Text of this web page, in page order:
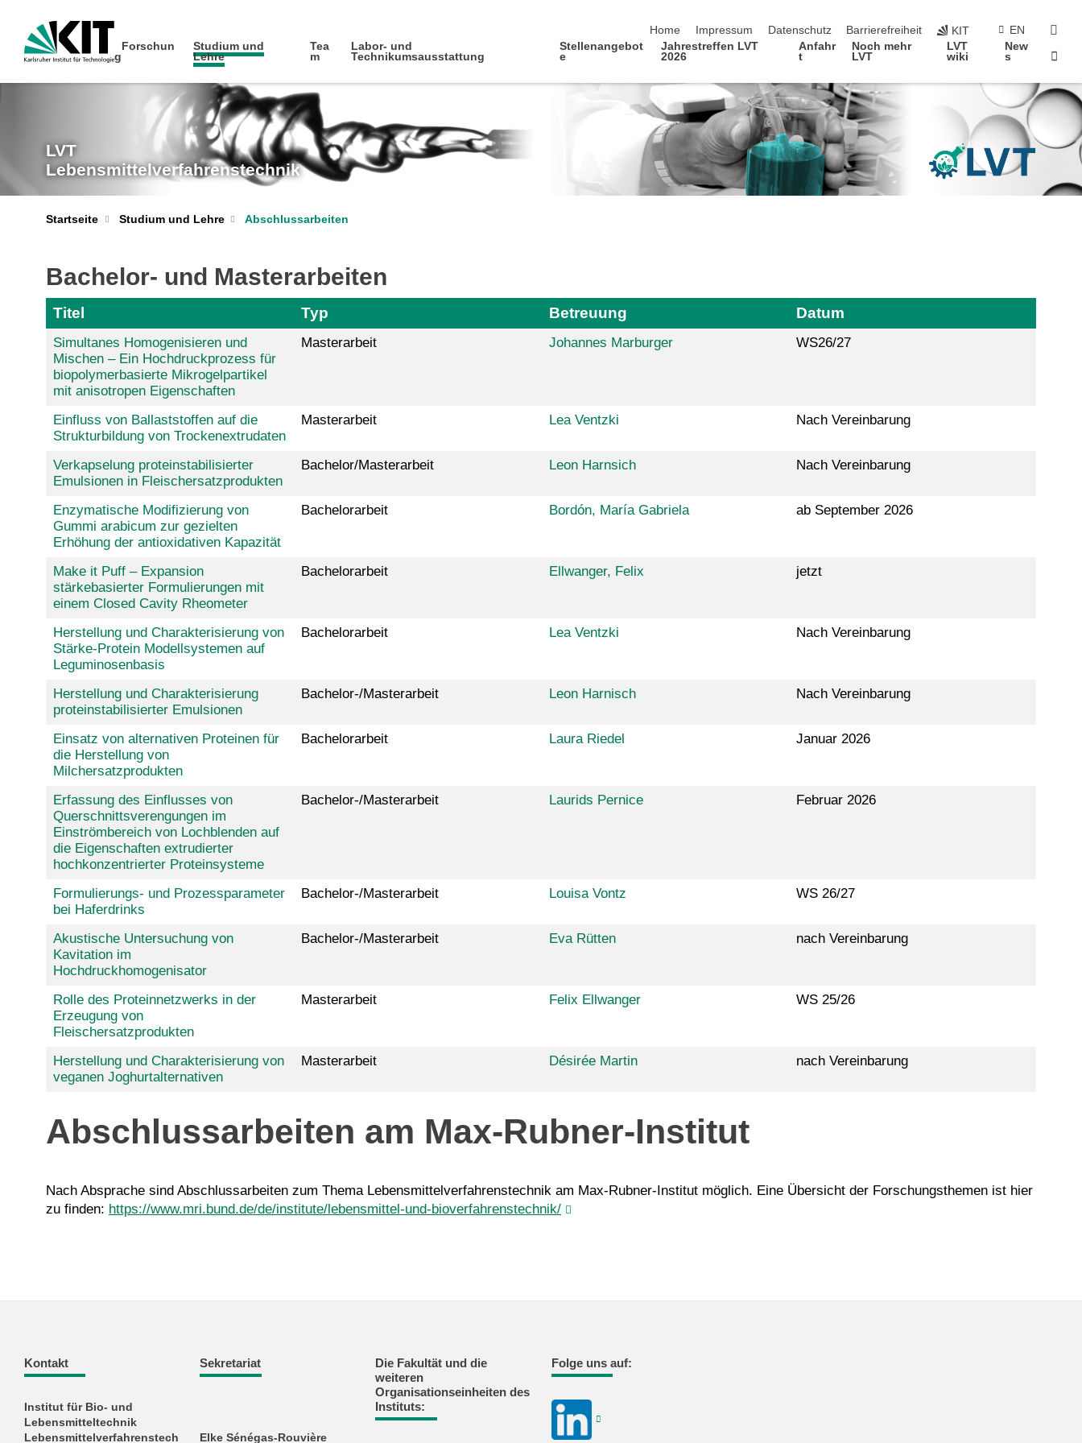
Home
Impressum Datenschutz Barrierefreiheit KIT EN
Forschun
g
Studium und
Lehre
Tea
m
Labor- und
Technikumsausstattung
Stellenangebot
e
Jahrestreffen LVT
2026
Anfahr
t
Noch mehr
LVT
LVT
wiki
New
s
LVT
Lebensmittelverfahrenstechnik
Startseite Studium und Lehre Abschlussarbeiten
Bachelor- und Masterarbeiten
Titel Typ Betreuung Datum
Simultanes Homogenisieren und
Mischen – Ein Hochdruckprozess für
biopolymerbasierte Mikrogelpartikel
mit anisotropen Eigenschaften
Masterarbeit Johannes Marburger WS26/27
Einfluss von Ballaststoffen auf die
Strukturbildung von Trockenextrudaten
Masterarbeit Lea Ventzki Nach Vereinbarung
Verkapselung proteinstabilisierter
Emulsionen in Fleischersatzprodukten
Bachelor/Masterarbeit Leon Harnsich Nach Vereinbarung
Enzymatische Modifizierung von
Gummi arabicum zur gezielten
Erhöhung der antioxidativen Kapazität
Bachelorarbeit Bordón, María Gabriela ab September 2026
Make it Puff – Expansion
stärkebasierter Formulierungen mit
einem Closed Cavity Rheometer
Bachelorarbeit Ellwanger, Felix jetzt
Herstellung und Charakterisierung von
Stärke-Protein Modellsystemen auf
Leguminosenbasis
Bachelorarbeit Lea Ventzki Nach Vereinbarung
Herstellung und Charakterisierung
proteinstabilisierter Emulsionen
Bachelor-/Masterarbeit Leon Harnisch Nach Vereinbarung
Einsatz von alternativen Proteinen für
die Herstellung von
Milchersatzprodukten
Bachelorarbeit Laura Riedel Januar 2026
Erfassung des Einflusses von
Querschnittsverengungen im
Einströmbereich von Lochblenden auf
die Eigenschaften extrudierter
hochkonzentrierter Proteinsysteme
Bachelor-/Masterarbeit Laurids Pernice Februar 2026
Formulierungs- und Prozessparameter
bei Haferdrinks
Bachelor-/Masterarbeit Louisa Vontz WS 26/27
Akustische Untersuchung von
Kavitation im
Hochdruckhomogenisator
Bachelor-/Masterarbeit Eva Rütten nach Vereinbarung
Rolle des Proteinnetzwerks in der
Erzeugung von
Fleischersatzprodukten
Masterarbeit Felix Ellwanger WS 25/26
Herstellung und Charakterisierung von
veganen Joghurtalternativen
Masterarbeit Désirée Martin nach Vereinbarung
Abschlussarbeiten am Max-Rubner-Institut
Nach Absprache sind Abschlussarbeiten zum Thema Lebensmittelverfahrenstechnik am Max-Rubner-Institut möglich. Eine Übersicht der Forschungsthemen ist hier
zu finden: https://www.mri.bund.de/de/institute/lebensmittel-und-bioverfahrenstechnik/
Kontakt
Institut für Bio- und
Lebensmitteltechnik
Lebensmittelverfahrenstech
Sekretariat
Elke Sénégas-Rouvière
Die Fakultät und die
weiteren
Organisationseinheiten des
Instituts:
Folge uns auf: